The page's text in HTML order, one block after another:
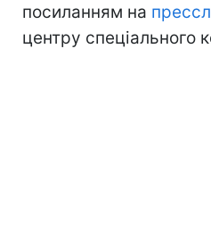
посиланням на
центру спеціального